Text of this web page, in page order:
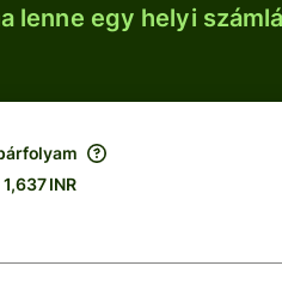
lenne egy helyi
INR